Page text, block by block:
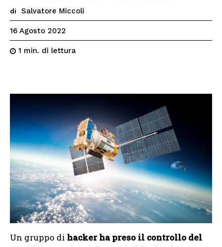
di Salvatore Miccoli
16 Agosto 2022
1 min. di lettura
Un gruppo di hacker ha preso il controllo del